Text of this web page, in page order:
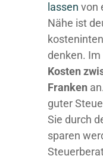
lassen von
Nähe ist
denken.
Kosten
Franken
guter
Sie durch
sparen